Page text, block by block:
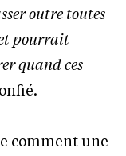
outre toutes
pourrait
quand ces
comment une